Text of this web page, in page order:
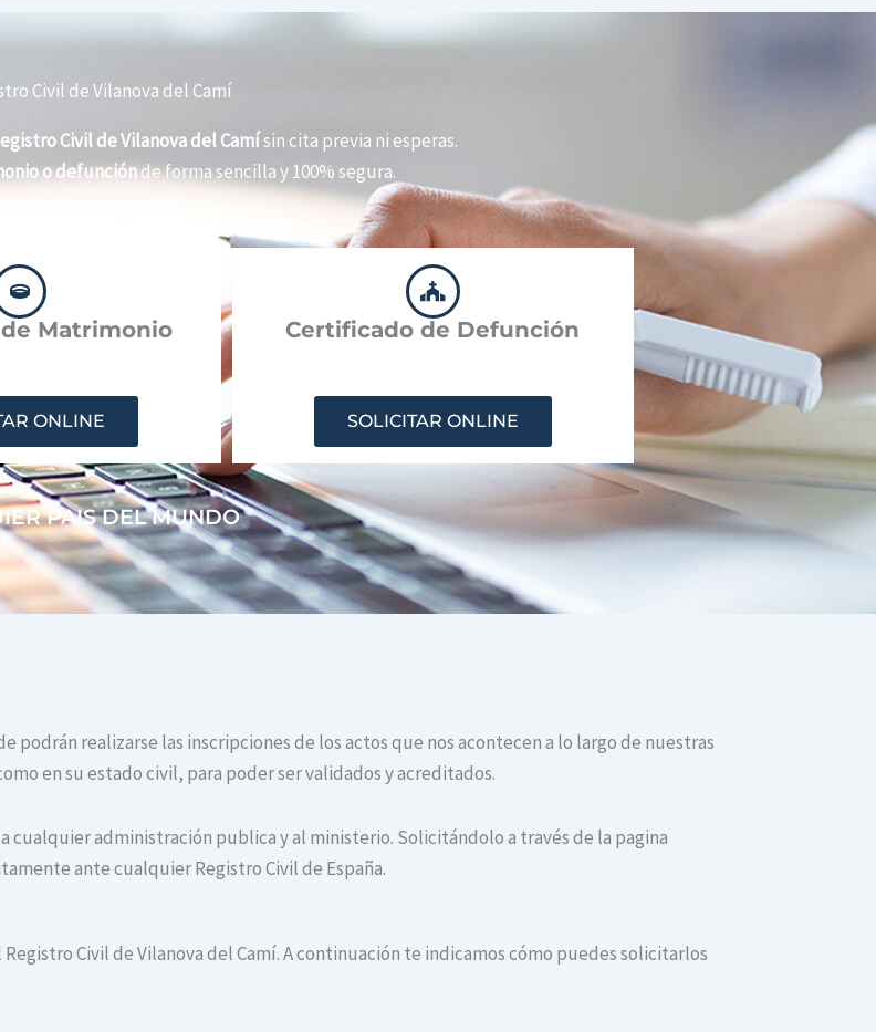
Civil de Vilanova del Camí
Civil de Vilanova del Camísin cita previa ni esperas.
o defunciónde forma sencilla y 100% segura.
Matrimonio
ONLINE
Certificado de Defunción
SOLICITAR ONLINE
PAIS DEL MUNDO
podrán realizarse las inscripciones de los actos que nos acontecen a lo largo de nuestras
en su estado civil, para poder ser validados y acreditados.
administración publica y al ministerio. Solicitándolo a través de la pagina
ante cualquier Registro Civil de España.
Civil de Vilanova del Camí. A continuación te indicamos cómo puedes solicitarlos